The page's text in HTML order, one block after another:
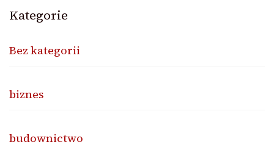
Kategorie
Bez kategorii
biznes
budownictwo